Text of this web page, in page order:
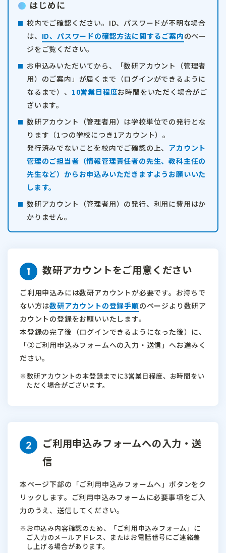
はじめに
校内でご確認ください。 ID、パスワードが不明な場合
は、 ID、パスワードの確認方法に関するご案内のペー
ジをご覧ください。
お申込みいただいてから、「数研アカウント（管理者
用）のご案内」が届くまで（ログインができるように
なるまで）、 10営業日程度お時間をいただく場合がご
ざいます。
数研アカウント（管理者用）は学校単位での発行とな
ります（1つの学校につき1アカウント）。
発行済みでないことを校内でご確認の上、 アカウント
管理のご担当者（情報管理責任者の先生、教科主任の
先生など）からお申込みいただきますようお願いいた
します。
数研アカウント（管理者用）の発行、利用に費用はか
かりません。
数研アカウントをご用意ください
ご利用申込みには数研アカウントが必要です。 お持ちで
ない方は数研アカウントの登録手順のページより数研ア
カウントの登録をお願いいたします。
本登録の完了後（ログインできるようになった後）に、
「②ご利用申込みフォームへの入力・送信」へお進みく
ださい。
数研アカウントの本登録までに3営業日程度、お時間をい
ただく場合がございます。
ご利用申込みフォームへの入力・送
信
本ページ下部の「ご利用申込みフォームへ」ボタンをク
リックします。 ご利用申込みフォームに必要事項をご入
力のうえ、送信してください。
お申込み内容確認のため、「ご利用申込みフォーム」に
ご入力のメールアドレス、またはお電話番号にご連絡差
し上げる場合があります。